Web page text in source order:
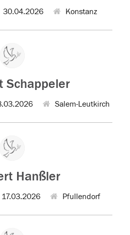
30.04.2026 Konstanz
Schappeler
Salem-Leutkirch
Hanßler
17.03.2026 Pfullendorf